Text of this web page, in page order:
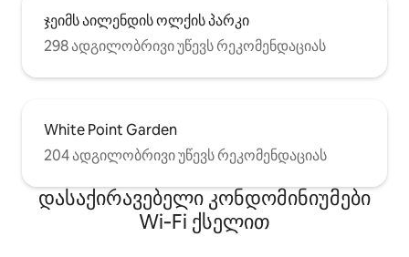
ჯეიმს აილენდის ოლქის პარკი
298 ადგილობრივი უწევს რეკომენდაციას
White Point Garden
204 ადგილობრივი უწევს რეკომენდაციას
დასაქირავებელი კონდომინიუმები
Wi‑Fi ქსელით